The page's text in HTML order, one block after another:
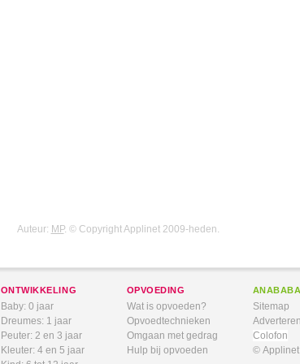
Auteur: MP. © Copyright Applinet 2009-heden.
ONTWIKKELING
Baby: 0 jaar
Dreumes: 1 jaar
Peuter: 2 en 3 jaar
Kleuter: 4 en 5 jaar
OPVOEDING
Wat is opvoeden?
Opvoedtechnieken
Omgaan met gedrag
Hulp bij opvoeden
ANABABA
Sitemap
Adverteren
Colofon
©